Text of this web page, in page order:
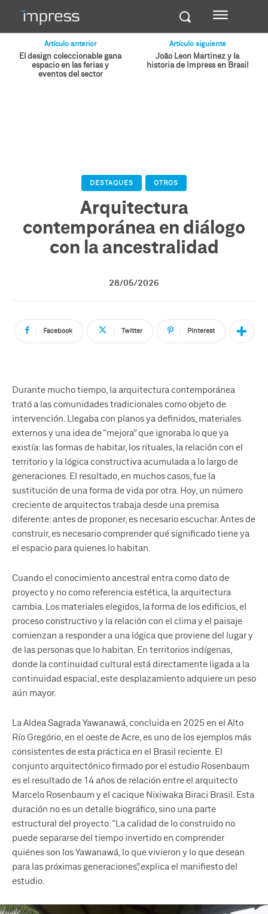
Artículo anterior
El design coleccionable gana
espacio en las ferias y
eventos del sector
Artículo siguiente
João Leon Martinez y la
historia de Impress en Brasil
DESTAQUES OTROS
Arquitectura
contemporánea en diálogo
con la ancestralidad
28/05/2026
Facebook Twitter Pinterest
Durante mucho tiempo, la arquitectura contemporánea
trató a las comunidades tradicionales como objeto de
intervención. Llegaba con planos ya definidos, materiales
externos y una idea de “mejora” que ignoraba lo que ya
existía: las formas de habitar, los rituales, la relación con el
territorio y la lógica constructiva acumulada a lo largo de
generaciones. El resultado, en muchos casos, fue la
sustitución de una forma de vida por otra. Hoy, un número
creciente de arquitectos trabaja desde una premisa
diferente: antes de proponer, es necesario escuchar. Antes de
construir, es necesario comprender qué significado tiene ya
el espacio para quienes lo habitan.
Cuando el conocimiento ancestral entra como dato de
proyecto y no como referencia estética, la arquitectura
cambia. Los materiales elegidos, la forma de los edificios, el
proceso constructivo y la relación con el clima y el paisaje
comienzan a responder a una lógica que proviene del lugar y
de las personas que lo habitan. En territorios indígenas,
donde la continuidad cultural está directamente ligada a la
continuidad espacial, este desplazamiento adquiere un peso
aún mayor.
La Aldea Sagrada Yawanawá, concluida en 2025 en el Alto
Río Gregório, en el oeste de Acre, es uno de los ejemplos más
consistentes de esta práctica en el Brasil reciente. El
conjunto arquitectónico firmado por el estudio Rosenbaum
es el resultado de 14 años de relación entre el arquitecto
Marcelo Rosenbaum y el cacique Nixiwaka Biraci Brasil. Esta
duración no es un detalle biográfico, sino una parte
estructural del proyecto. “La calidad de lo construido no
puede separarse del tiempo invertido en comprender
quiénes son los Yawanawá, lo que vivieron y lo que desean
para las próximas generaciones”, explica el manifiesto del
estudio.